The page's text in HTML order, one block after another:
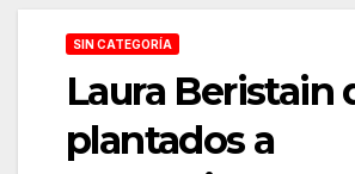
SIN CATEGORÍA
Laura Beristain
plantados a